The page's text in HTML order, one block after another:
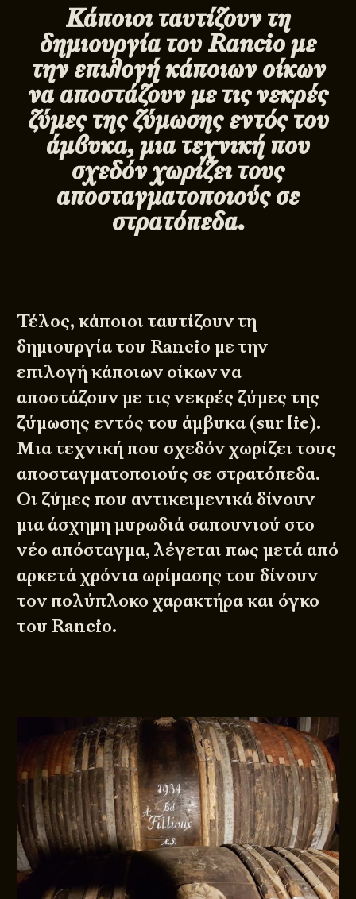
Κάποιοι ταυτίζουν τη
δημιουργία του Rancioμε
την επιλογή κάποιων οίκων
να αποστάζουν με τις νεκρές
ζύμες της ζύμωσης εντός του
άμβυκα, μια τεχνική που
σχεδόν χωρίζει τους
αποσταγματοποιούς σε
στρατόπεδα.
Τέλος, κάποιοι ταυτίζουν τη
δημιουργία του Rancio με την
επιλογή κάποιων οίκων να
αποστάζουν με τις νεκρές ζύμες της
ζύμωσης εντός του άμβυκα (sur lie).
Μια τεχνική που σχεδόν χωρίζει τους
αποσταγματοποιούς σε στρατόπεδα.
Οι ζύμες που αντικειμενικά δίνουν
μια άσχημη μυρωδιά σαπουνιού στο
νέο απόσταγμα, λέγεται πως μετά από
αρκετά χρόνια ωρίμασης του δίνουν
τον πολύπλοκο χαρακτήρα και όγκο
του Rancio.